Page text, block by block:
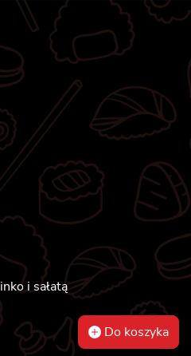
i sałatą
Do koszyka